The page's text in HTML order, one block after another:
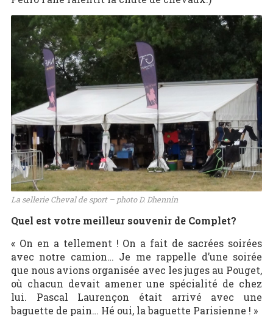
La sellerie Cheval de sport – photo D. Dhennin
Quel est votre meilleur souvenir de Complet?
« On en a tellement ! On a fait de sacrées soirées
avec notre camion… Je me rappelle d’une soirée
que nous avions organisée avec les juges au Pouget,
où chacun devait amener une spécialité de chez
lui. Pascal Laurençon était arrivé avec une
baguette de pain… Hé oui, la baguette Parisienne ! »